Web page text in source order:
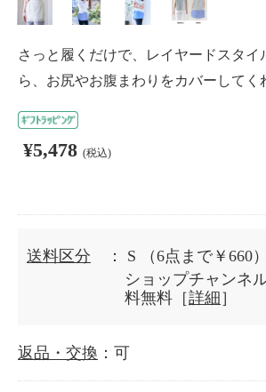
さっと履くだけで、レイヤードスタイ
ら、お尻やお腹まわりをカバーしてく
¥5,478 (税込)
送料区分 ： S
（6点まで￥660）
ショップチャンネ
料無料［詳細 ］
返品・交換 ：可